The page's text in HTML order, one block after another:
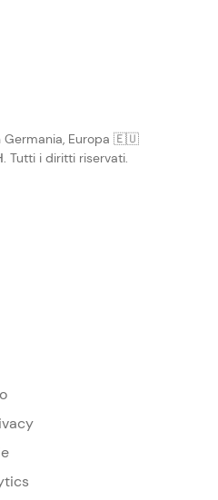
Germania, Europa 🇪🇺
. Tutti i diritti riservati.